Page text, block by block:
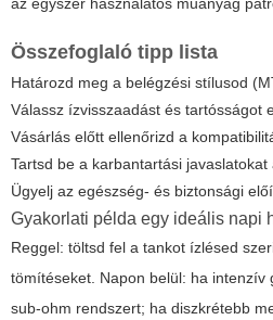
Összefoglaló tipp lista
Határozd meg a belégzési stílusod
Válassz ízvisszaadást és tartósságot
Vásárlás előtt ellenőrizd a
Tartsd be a karbantartási javaslatokat
Ügyelj az egészség- és biztonsági
Gyakorlati példa egy ideális napi
Reggel: töltsd fel a tankot ízlésed
tömítéseket. Napon belül: ha intenzív
sub-ohm rendszert; ha diszkrétebb